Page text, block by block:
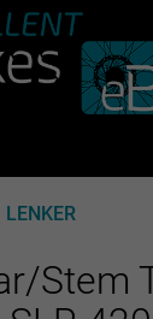
LENKER
Stem